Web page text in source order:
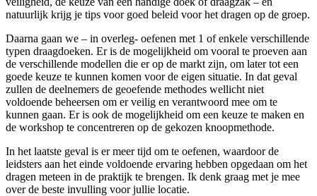
natuurlijk krijg je tips voor goed beleid voor het dragen op de groep.
Daarna gaan we – in overleg- oefenen met 1 of enkele verschillende
typen draagdoeken. Er is de mogelijkheid om vooral te proeven aan
de verschillende modellen die er op de markt zijn, om later tot een
goede keuze te kunnen komen voor de eigen situatie. In dat geval
zullen de deelnemers de geoefende methodes wellicht niet
voldoende beheersen om er veilig en verantwoord mee om te
kunnen gaan. Er is ook de mogelijkheid om een keuze te maken en
de workshop te concentreren op de gekozen knoopmethode.
In het laatste geval is er meer tijd om te oefenen, waardoor de
leidsters aan het einde voldoende ervaring hebben opgedaan om het
dragen meteen in de praktijk te brengen. Ik denk graag met je mee
over de beste invulling voor jullie locatie.